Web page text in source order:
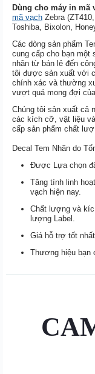
Dùng cho máy in mã
mã vạch Zebra
Toshiba, Bixolon,
Các dòng sản phẩm
cung cấp cho bạn
nhãn từ bán lẻ đến
tôi được sản xuất với
chính xác và thường
vượt quá mong đợi
Chúng tôi sản xuất cả
các kích cỡ, vật liệu
cấp sản phẩm chất
Decal Tem Nhãn do
Được Lựa chọn
Tăng tính linh
vạch hiện nay.
Chất lượng và
lượng Label.
Giá hỗ trợ tốt nhất
Thương hiệu bạn